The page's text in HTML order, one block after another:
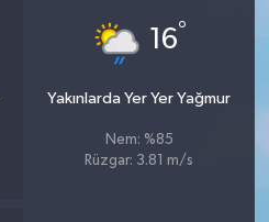
16°
Yakınlarda Yer Yer Yağmur
Nem: %85
Rüzgar: 3.81 m/s